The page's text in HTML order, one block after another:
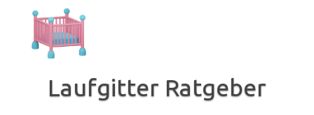
Inhalt
springen
Laufgitter Ratgeber